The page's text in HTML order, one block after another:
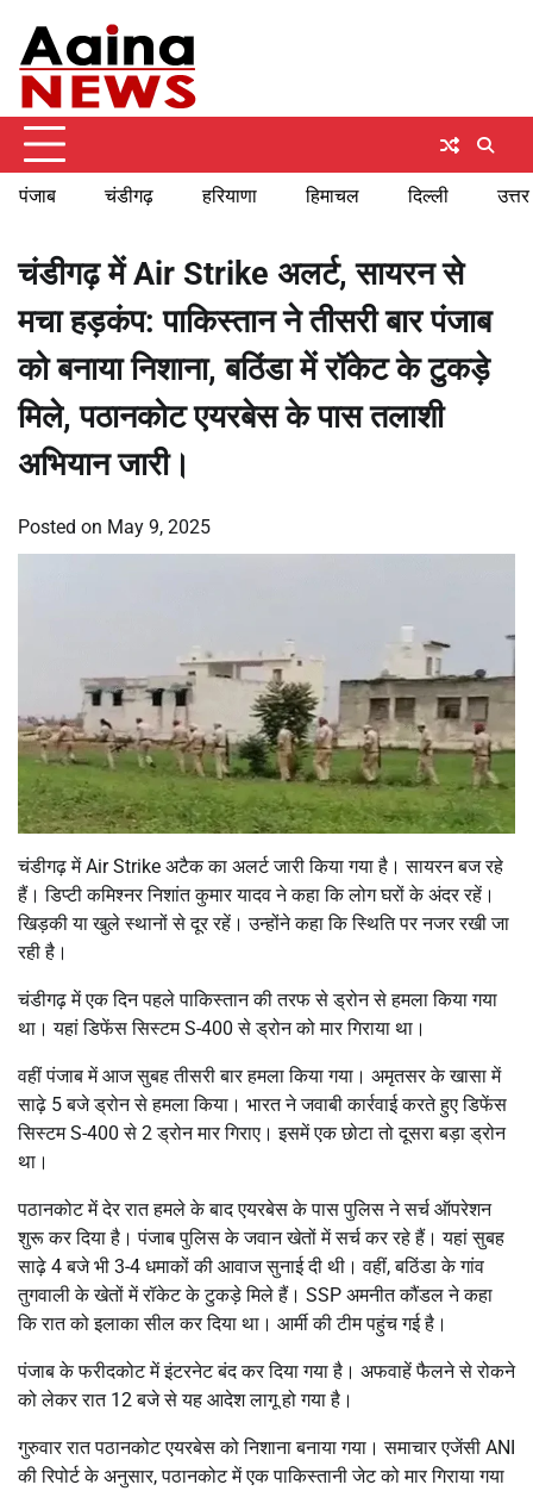
content
पंजाब चंडीगढ़ हरियाणा हिमाचल दिल्ली
चंडीगढ़ में Air Strike अलर्ट, सायरन से
मचा हड़कंप: पाकिस्तान ने तीसरी बार पंजाब
को बनाया निशाना, बठिंडा में रॉकेट के टुकड़े
मिले, पठानकोट एयरबेस के पास तलाशी
अभियान जारी।
Posted on May 9, 2025
चंडीगढ़ में Air Strike अटैक का अलर्ट जारी किया गया है। सायरन बज रहे
हैं। डिप्टी कमिश्नर निशांत कुमार यादव ने कहा कि लोग घरों के अंदर रहें।
खिड़की या खुले स्थानों से दूर रहें। उन्होंने कहा कि स्थिति पर नजर रखी जा
रही है।
चंडीगढ़ में एक दिन पहले पाकिस्तान की तरफ से ड्रोन से हमला किया गया
था। यहां डिफेंस सिस्टम S-400 से ड्रोन को मार गिराया था।
वहीं पंजाब में आज सुबह तीसरी बार हमला किया गया। अमृतसर के खासा में
साढ़े 5 बजे ड्रोन से हमला किया। भारत ने जवाबी कार्रवाई करते हुए डिफेंस
सिस्टम S-400 से 2 ड्रोन मार गिराए। इसमें एक छोटा तो दूसरा बड़ा ड्रोन
था।
पठानकोट में देर रात हमले के बाद एयरबेस के पास पुलिस ने सर्च ऑपरेशन
शुरू कर दिया है। पंजाब पुलिस के जवान खेतों में सर्च कर रहे हैं। यहां सुबह
साढ़े 4 बजे भी 3-4 धमाकों की आवाज सुनाई दी थी। वहीं, बठिंडा के गांव
तुगवाली के खेतों में रॉकेट के टुकड़े मिले हैं। SSP अमनीत कौंडल ने कहा
कि रात को इलाका सील कर दिया था। आर्मी की टीम पहुंच गई है।
पंजाब के फरीदकोट में इंटरनेट बंद कर दिया गया है। अफवाहें फैलने से रोकने
को लेकर रात 12 बजे से यह आदेश लागू हो गया है।
गुरुवार रात पठानकोट एयरबेस को निशाना बनाया गया। समाचार एजेंसी ANI
की रिपोर्ट के अनुसार, पठानकोट में एक पाकिस्तानी जेट को मार गिराया गया